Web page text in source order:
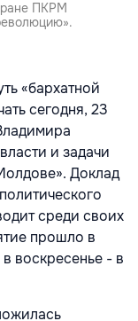
ПКРМ
«бархатной
сегодня, 23
и задачи
Доклад
среди своих
прошло в
воскресенье - в